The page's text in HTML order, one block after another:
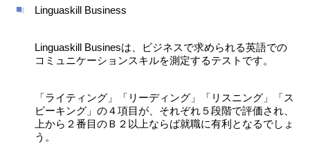
Linguaskill Business
Linguaskill Businesは、ビジネスで求められる英語での
コミュニケーションスキルを測定するテストです。
「ライティング」「リーディング」「リスニング」「ス
ピーキング」の４項目が、それぞれ５段階で評価され、
上から２番目のＢ２以上ならば就職に有利となるでしょ
う。